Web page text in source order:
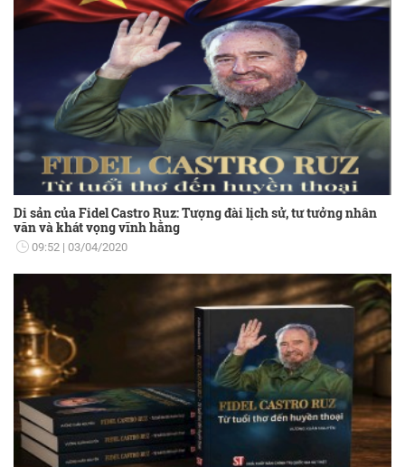
Di sản của Fidel Castro Ruz: Tượng đài lịch sử, tư tưởng nhân
văn và khát vọng vĩnh hằng
09:52 03/04/2020